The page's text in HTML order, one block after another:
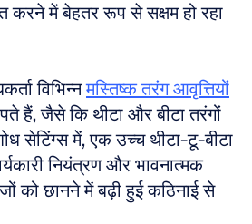
में बेहतर रूप से सक्षम हो रहा
विभिन्न मस्तिष्क तरंग आवृत्तियों
हैं, जैसे कि थीटा और बीटा तरंगों
सेटिंग्स में, एक उच्च थीटा-टू-बीटा
नियंत्रण और भावनात्मक
को छानने में बढ़ी हुई कठिनाई से